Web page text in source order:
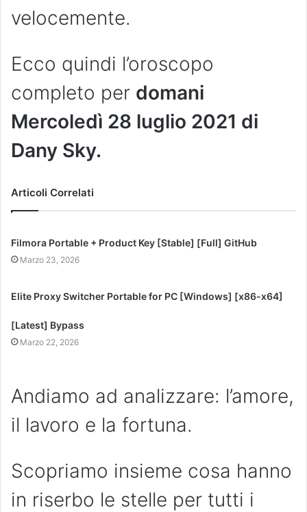
velocemente.
Ecco quindi l’oroscopo
completo per domani
Mercoledì 28 luglio 2021 di
Dany Sky.
Articoli Correlati
Filmora Portable + Product Key [Stable] [Full] GitHub
Marzo 23, 2026
Elite Proxy Switcher Portable for PC [Windows] [x86-x64]
[Latest] Bypass
Marzo 22, 2026
Andiamo ad analizzare: l’amore,
il lavoro e la fortuna.
Scopriamo insieme cosa hanno
in riserbo le stelle per tutti i